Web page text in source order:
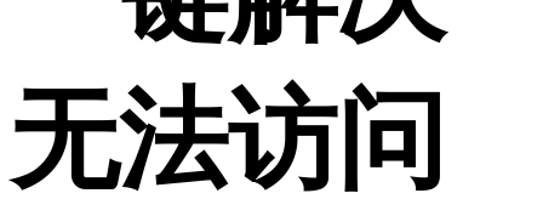
无法访问